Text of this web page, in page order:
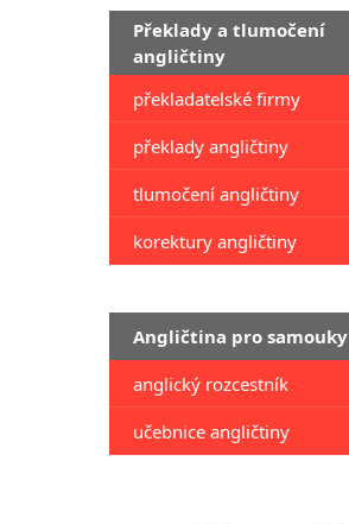
Překlady a tlumočení
angličtiny
překladatelské firmy
překlady angličtiny
tlumočení angličtiny
korektury angličtiny
Angličtina pro samouky
anglický rozcestník
učebnice angličtiny